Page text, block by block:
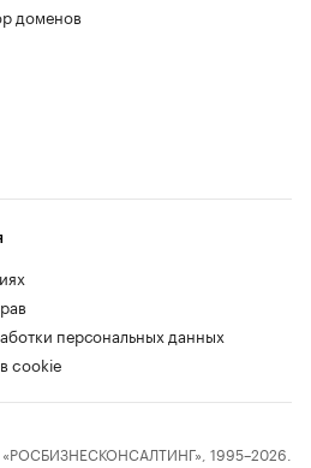
доменов
персональных данных
cookie
1995–2026.